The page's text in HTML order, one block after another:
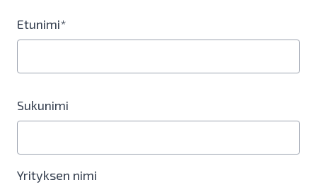
Etunimi*
Sukunimi
Yrityksen nimi